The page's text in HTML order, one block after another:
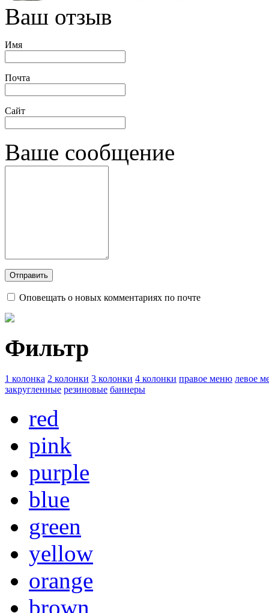
Ваш отзыв
Имя
Почта
Сайт
Ваше сообщение
Оповещать о новых комментариях по почте
Фильтр
1 колонка 2 колонки 3 колонки 4 колонки правое меню левое
закругленные резиновые баннеры
red
pink
purple
blue
green
yellow
orange
brown